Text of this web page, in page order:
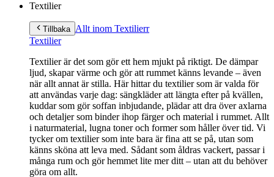
Textilier
Tillbaka Allt inom Textilierr
Textilier
Textilier är det som gör ett hem mjukt på riktigt. De dämpar
ljud, skapar värme och gör att rummet känns levande – även
när allt annat är stilla. Här hittar du textilier som är valda för
att användas varje dag: sängkläder att längta efter på kvällen,
kuddar som gör soffan inbjudande, plädar att dra över axlarna
och detaljer som binder ihop färger och material i rummet. Allt
i naturmaterial, lugna toner och former som håller över tid. Vi
tycker om textilier som inte bara är fina att se på, utan som
känns sköna att leva med. Sådant som åldras vackert, passar i
många rum och gör hemmet lite mer ditt – utan att du behöver
göra om allt.